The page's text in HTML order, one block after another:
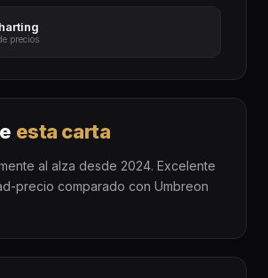
precios
esta carta
al alza desde 2024. Excelente
precio comparado con Umbreon